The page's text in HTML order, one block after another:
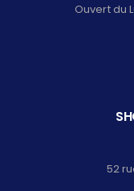
Ouvert du
52